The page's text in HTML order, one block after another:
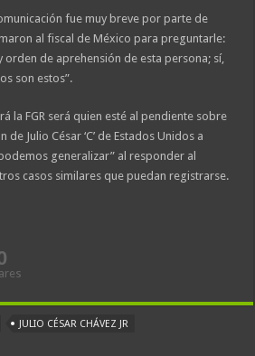
fue muy breve por parte de
al fiscal de México para preguntarle:
orden de aprehensión de esta persona; sí,
son estos”.
la FGR será quien esté al pendiente sobre
Julio César ‘C’ de Estados Unidos a
generalizar” al responder al
casos similares que puedan registrarse.
JULIO CÉSAR CHÁVEZ JR